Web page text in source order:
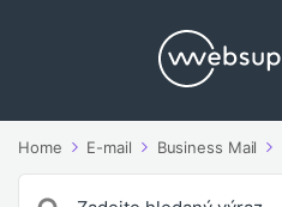
Home E-mail Business Mail